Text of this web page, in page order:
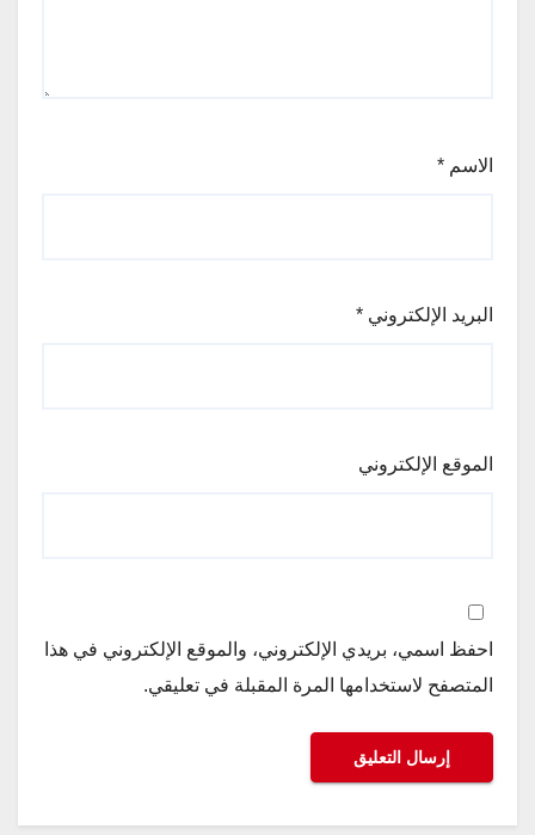
الاسم *
البريد الإلكتروني *
الموقع الإلكتروني
احفظ اسمي، بريدي الإلكتروني، والموقع الإلكتروني في هذا
المتصفح لاستخدامها المرة المقبلة في تعليقي.